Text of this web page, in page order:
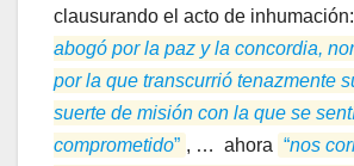
clausurando el acto de inhumación:
abogó por la paz y la concordia,
por la que transcurrió tenazmente
suerte de misión con la que se
comprometido” , … ahora “nos